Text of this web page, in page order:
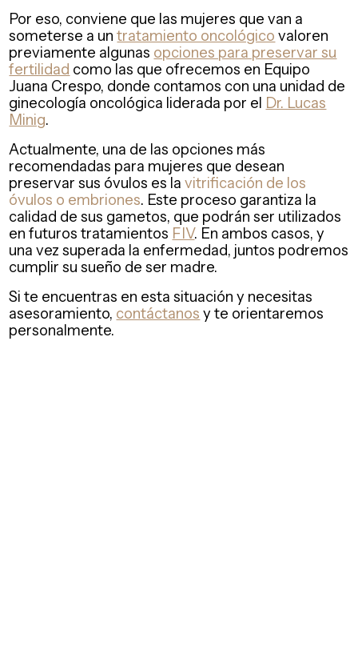
Por eso, conviene que las mujeres que van a
someterse a untratamiento oncológico valoren
previamente algunas opciones para preservar su
fertilidad como las que ofrecemos en Equipo
Juana Crespo, donde contamos con una unidad de
ginecología oncológica liderada por el Dr. Lucas
Minig.
Actualmente, una de las opciones más
recomendadas para mujeres que desean
preservar sus óvulos es lavitrificación de los
óvulos o embriones. Este proceso garantiza la
calidad de sus gametos, que podrán ser utilizados
en futuros tratamientos FIV. En ambos casos, y
una vez superada la enfermedad, juntos podremos
cumplir su sueño de ser madre.
Si te encuentras en esta situación y necesitas
asesoramiento, contáctanos y te orientaremos
personalmente.